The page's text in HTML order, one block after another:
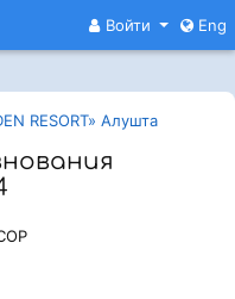
Войти Eng
RESORT» Алушта